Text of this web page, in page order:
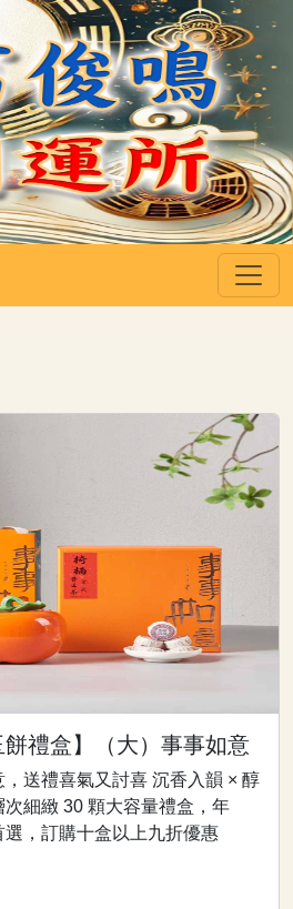
餅禮盒】（大）事事如意
送禮喜氣又討喜 沉香入韻 × 醇
細緻 30 顆大容量禮盒，年
，訂購十盒以上九折優惠